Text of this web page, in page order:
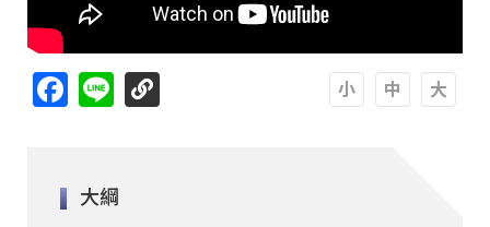
Facebook
Line
大綱